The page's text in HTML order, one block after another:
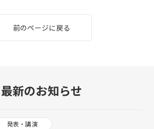
前のページに戻る
最新のお知らせ
発表・講演